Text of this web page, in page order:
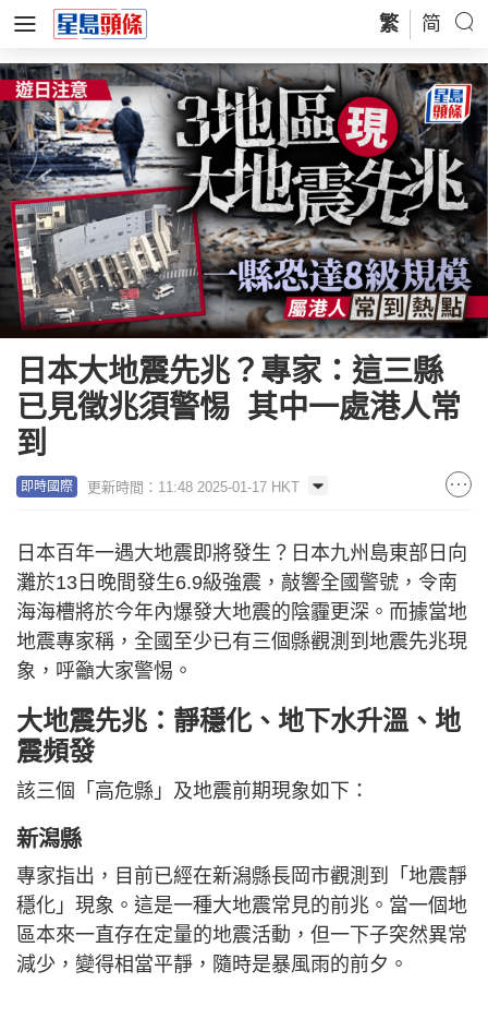
繁 简
日本大地震先兆？專家：這三縣
已見徵兆須警惕 其中一處港人常
到
即時國際 更新時間：11:48 2025-01-17 HKT
日本百年一遇大地震即將發生？日本九州島東部日向
灘於13日晚間發生6.9級強震，敲響全國警號，令南
海海槽將於今年內爆發大地震的陰霾更深。而據當地
地震專家稱，全國至少已有三個縣觀測到地震先兆現
象，呼籲大家警惕。
大地震先兆：靜穩化、地下水升溫、地
震頻發
該三個「高危縣」及地震前期現象如下：
新潟縣
專家指出，目前已經在新潟縣長岡市觀測到「地震靜
穩化」現象。這是一種大地震常見的前兆。當一個地
區本來一直存在定量的地震活動，但一下子突然異常
減少，變得相當平靜，隨時是暴風雨的前夕。